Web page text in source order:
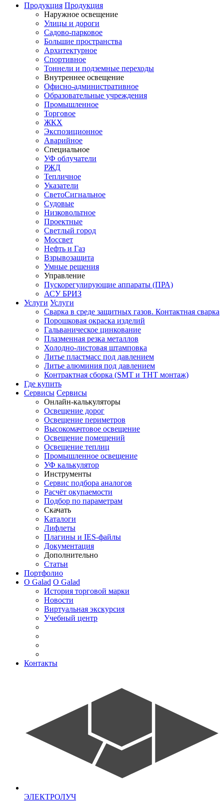
Продукция Продукция
Наружное освещение
Улицы и дороги
Садово-парковое
Большие пространства
Архитектурное
Спортивное
Тоннели и подземные переходы
Внутреннее освещение
Офисно-административное
Образовательные учреждения
Промышленное
Торговое
ЖКХ
Экспозиционное
Аварийное
Специальное
УФ облучатели
РЖД
Тепличное
Указатели
СветоСигнальное
Судовые
Низковольтное
Проектные
Светлый город
Моссвет
Нефть и Газ
Взрывозащита
Умные решения
Управление
Пускорегулирующие аппараты (ПРА)
АСУ БРИЗ
Услуги Услуги
Сварка в среде защитных газов. Контактная сварка
Порошковая окраска изделий
Гальваническое цинкование
Плазменная резка металлов
Холодно-листовая штамповка
Литье пластмасс под давлением
Литье алюминия под давлением
Контрактная сборка (SMT и THT монтаж)
Где купить
Сервисы Сервисы
Онлайн-калькуляторы
Освещение дорог
Освещение периметров
Высокомачтовое освещение
Освещение помещений
Освещение теплиц
Промышленное освещение
УФ калькулятор
Инструменты
Сервис подбора аналогов
Расчёт окупаемости
Подбор по параметрам
Скачать
Каталоги
Лифлеты
Плагины и IES-файлы
Документация
Дополнительно
Статьи
Портфолио
О Galad О Galad
История торговой марки
Новости
Виртуальная экскурсия
Учебный центр
Контакты
ЭЛЕКТРОЛУЧ